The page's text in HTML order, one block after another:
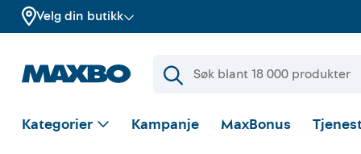
Velg din butikk
Kategorier Kampanje MaxBonus